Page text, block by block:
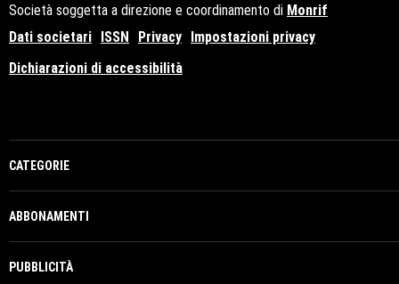
Società soggetta a direzione e coordinamento di Monrif
Dati societari ISSN Privacy Impostazioni privacy
Dichiarazioni di accessibilità
CATEGORIE
ABBONAMENTI
PUBBLICITÀ